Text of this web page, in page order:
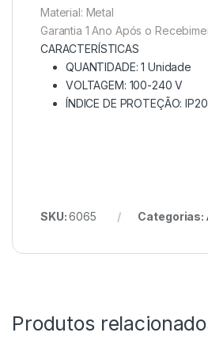
Material: Metal
Garantia 1 Ano Após o
CARACTERÍSTICAS
QUANTIDADE: 1 Unidade
VOLTAGEM: 100-240 V
ÍNDICE DE PROTEÇÃO: IP20
SKU:6065 Categorias:
Produtos